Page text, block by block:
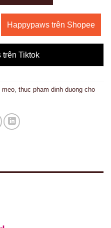
Happypaws trên Shopee
trên Tiktok
meo thuc pham dinh duong cho